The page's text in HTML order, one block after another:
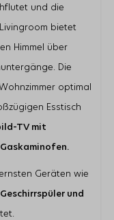
und die
bietet
Himmel über
Die
optimal
Esstisch
TV mit
Geräten wie
und